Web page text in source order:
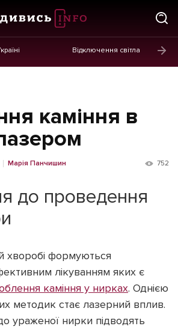
Відключення світла
Фото/Відео
каміння в
Марія Панчишин 752
до проведення
хворобі формуються
лікуванням яких є
каміння у нирках. Однією
методик стає лазерний вплив.
ураженої нирки підводять